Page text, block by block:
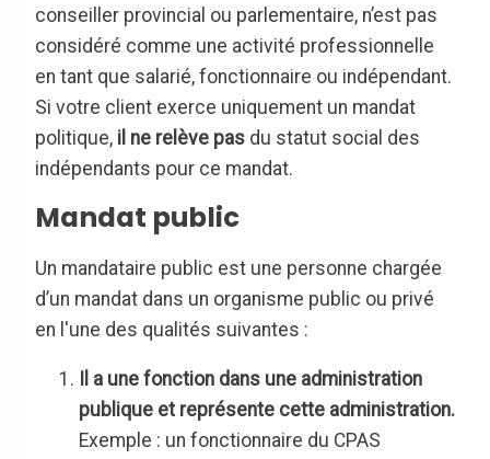
conseiller provincial ou parlementaire, n’est pas
considéré comme une activité professionnelle
en tant que salarié, fonctionnaire ou indépendant.
Si votre client exerce uniquement un mandat
politique, il ne relève pas du statut social des
indépendants pour ce mandat.
Mandat public
Un mandataire public est une personne chargée
d’un mandat dans un organisme public ou privé
en l'une des qualités suivantes :
Il a une fonction dans une administration
publique et représente cette administration.
Exemple : un fonctionnaire du CPAS